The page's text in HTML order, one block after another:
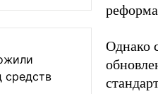
средств
реформа
Однако